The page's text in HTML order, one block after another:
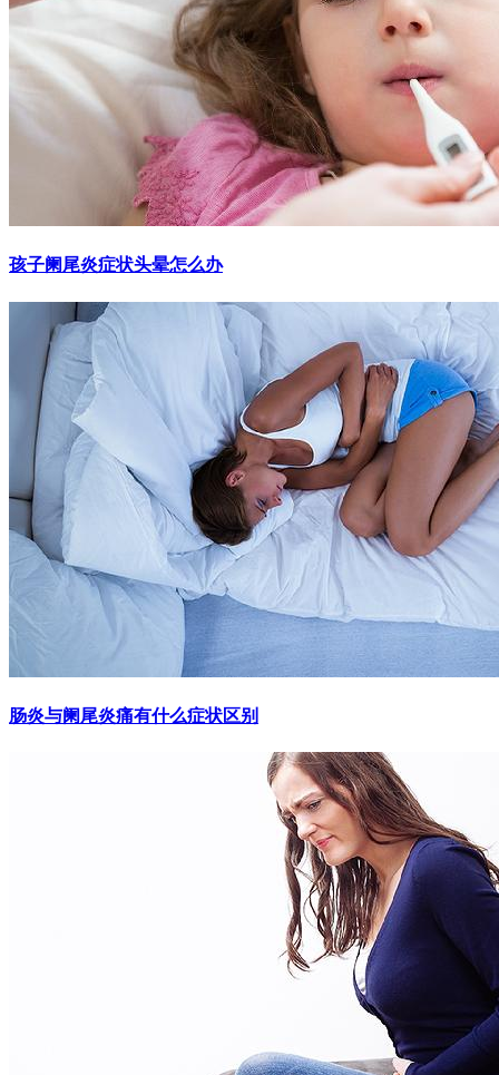
孩子阑尾炎症状头晕怎么办
肠炎与阑尾炎痛有什么症状区别